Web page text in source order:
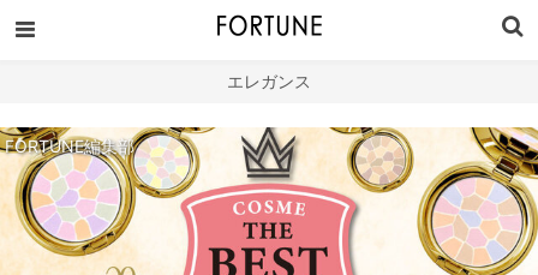
エレガンス
FORTUNE編集部